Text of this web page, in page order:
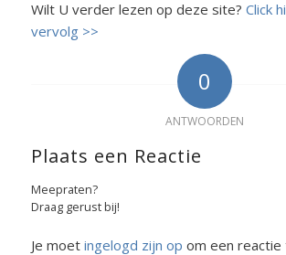
Wilt U verder lezen op deze site? Click
vervolg >>
0
ANTWOORDEN
Plaats een Reactie
Meepraten?
Draag gerust bij!
Je moet ingelogd zijn op om een reactie